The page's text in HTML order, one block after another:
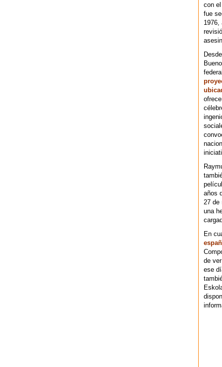
con
fue
1976,
años
27 de
una
En
de
ese